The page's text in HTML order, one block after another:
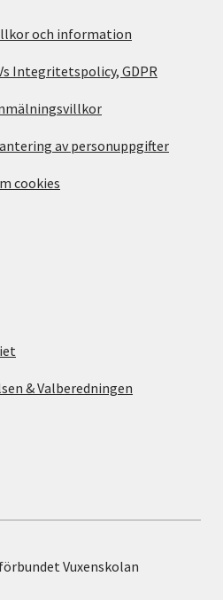
och information
Integritetspolicy, GDPR
av personuppgifter
cookies
& Valberedningen
Vuxenskolan